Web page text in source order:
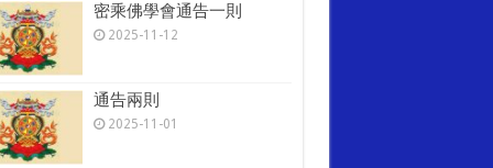
密乘佛學會通告一則
2025-11-12
通告兩則
2025-11-01